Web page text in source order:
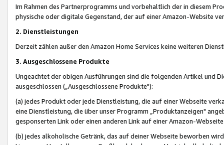
Im Rahmen des Partnerprogramms und vorbehaltlich der in diesem
physische oder digitale Gegenstand, der auf einer Amazon-Website
2. Dienstleistungen
Derzeit zählen außer den Amazon Home Services keine weiteren
3. Ausgeschlossene Produkte
Ungeachtet der obigen Ausführungen sind die folgenden Artikel und
ausgeschlossen („Ausgeschlossene Produkte"):
(a) jedes Produkt oder jede Dienstleistung, die auf einer Webseite
eine Dienstleistung, die über unser Programm „Produktanzeigen"
gesponserten Link oder einen anderen Link auf einer Amazon-
(b) jedes alkoholische Getränk, das auf deiner Webseite beworben